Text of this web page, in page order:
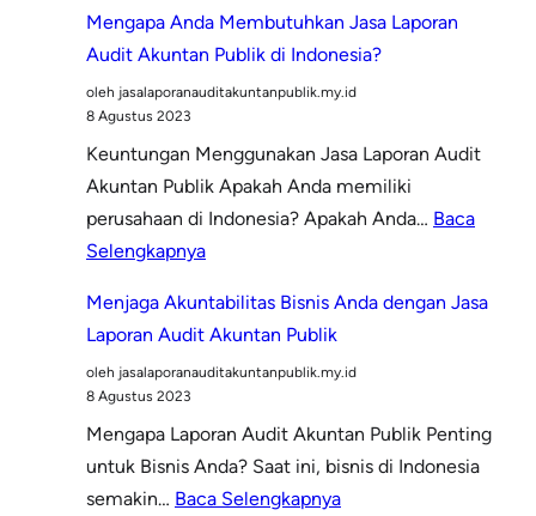
untuk
Bisnis
Anda
Audit
Akuntan
Publik
Indonesia
Mengapa Anda Membutuhkan Jasa Laporan
Audit Akuntan Publik di Indonesia?
oleh jasalaporanauditakuntanpublik.my.id
8 Agustus 2023
Keuntungan Menggunakan Jasa Laporan Audit
Akuntan Publik Apakah Anda memiliki
perusahaan di Indonesia? Apakah Anda… Baca
Selengkapnya:
Anda
Membutuhkan
Jasa
Audit
Akuntan
Publik
Menjaga Akuntabilitas Bisnis Anda dengan Jasa
Laporan Audit Akuntan Publik
oleh jasalaporanauditakuntanpublik.my.id
8 Agustus 2023
Mengapa Laporan Audit Akuntan Publik Penting
untuk Bisnis Anda? Saat ini, bisnis di Indonesia
semakin… Baca Selengkapnya: